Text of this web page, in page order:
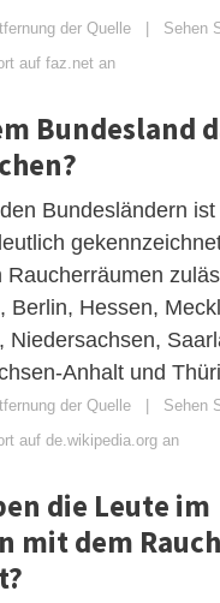
der Quelle | Sehen
auf faz.net an
Bundesland
Bundesländern ist
Raucherräumen
Berlin, Hessen,
Niedersachsen,
Anhalt und
der Quelle | Sehen
auf de.wikipedia.org an
die Leute im
mit dem